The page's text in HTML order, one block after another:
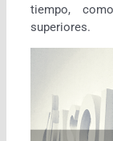
tiempo,
superiores.